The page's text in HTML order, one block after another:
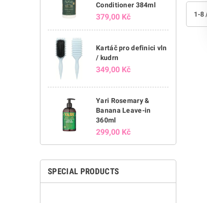
Conditioner 384ml
379,00 Kč
Kartáč pro definici vln
/ kudrn
349,00 Kč
Yari Rosemary &
Banana Leave-in
360ml
299,00 Kč
SPECIAL PRODUCTS
1-8